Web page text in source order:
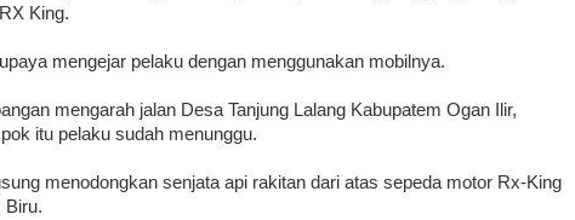
King.
mengejar pelaku dengan menggunakan mobilnya.
mengarah jalan Desa Tanjung Lalang Kabupatem Ogan Ilir,
itu pelaku sudah menunggu.
menodongkan senjata api rakitan dari atas sepeda motor Rx-King
Biru.